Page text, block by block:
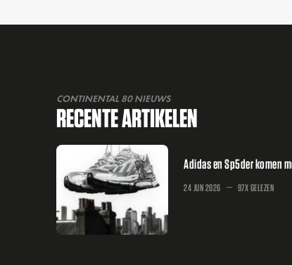
CONTINENTAL 80 NIEUWS
RECENTE ARTIKELEN
Adidas en Sp5der komen
24 JUN 2026 97X GELEZEN